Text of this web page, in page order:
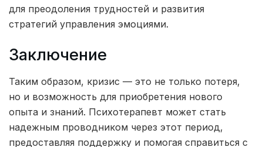
для преодоления трудностей и развития
стратегий управления эмоциями.
Заключение
Таким образом, кризис — это не только потеря,
но и возможность для приобретения нового
опыта и знаний. Психотерапевт может стать
надежным проводником через этот период,
предоставляя поддержку и помогая справиться с